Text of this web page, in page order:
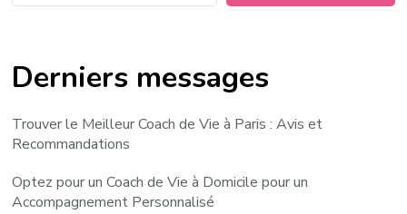
Derniers messages
Trouver le Meilleur Coach de Vie à Paris : Avis et
Recommandations
Optez pour un Coach de Vie à Domicile pour un
Accompagnement Personnalisé